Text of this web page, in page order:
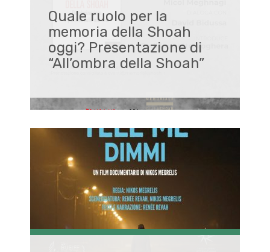
Quale ruolo per la
memoria della Shoah
oggi? Presentazione di
“All’ombra della Shoah”